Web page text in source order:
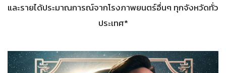
และรายได้ประมาณการณ์จากโรงภาพยนตร์อื่นๆ ทุกจังหวัดทั่ว
ประเทศ*